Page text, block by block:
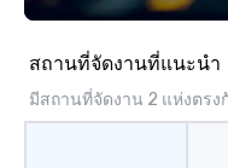
สถานที่จัดงานที่แนะนำ
มีสถานที่จัดงาน 2 แห่งตร